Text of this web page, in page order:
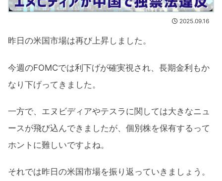
2025.09.16
昨日の米国市場は再び上昇しました。
今週のFOMCでは利下げが確実視され、長期金利もか
なり下げってきました。
一方で、エヌビディアやテスラに関しては大きなニュ
ースが飛び込んできましたが、個別株を保有するって
ホントに難しいですよね。
それでは昨日の米国市場を振り返っていきましょう。